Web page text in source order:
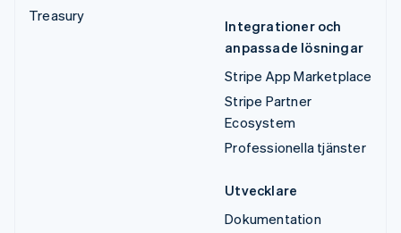
Treasury
Integrationer och
anpassade lösningar
Stripe App Marketplace
Stripe Partner
Ecosystem
Professionella tjänster
Utvecklare
Dokumentation